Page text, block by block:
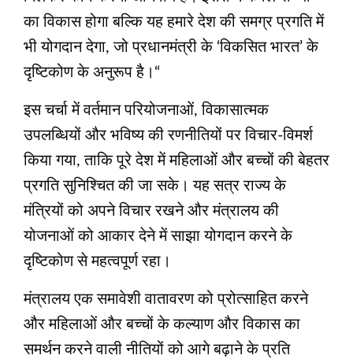
का विकास होगा बल्कि यह हमारे देश की समग्र प्रगति में
भी योगदान देगा, जो प्रधानमंत्री के ‘विकसित भारत’ के
दृष्टिकोण के अनुरूप है।“
इस चर्चा में वर्तमान परियोजनाओं, विकासात्मक
उपलब्धियों और भविष्य की रणनीतियों पर विचार-विमर्श
किया गया, ताकि पूरे देश में महिलाओं और बच्चों की बेहतर
प्रगति सुनिश्चित की जा सके। यह सत्र राज्य के
मंत्रियों को अपने विचार रखने और मंत्रालय की
योजनाओं को आकार देने में साझा योगदान करने के
दृष्टिकोण से महत्वपूर्ण रहा।
मंत्रालय एक समावेशी वातावरण को प्रोत्साहित करने
और महिलाओं और बच्चों के कल्याण और विकास का
समर्थन करने वाली नीतियों को आगे बढ़ाने के प्रति